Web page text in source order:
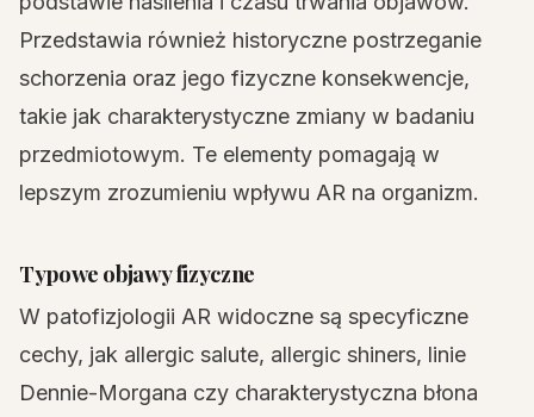
Przedstawia również historyczne postrzeganie
schorzenia oraz jego fizyczne konsekwencje,
takie jak charakterystyczne zmiany w badaniu
przedmiotowym. Te elementy pomagają w
lepszym zrozumieniu wpływu AR na organizm.
Typowe objawy fizyczne
W patofizjologii AR widoczne są specyficzne
cechy, jak allergic salute, allergic shiners, linie
Dennie-Morgana czy charakterystyczna błona